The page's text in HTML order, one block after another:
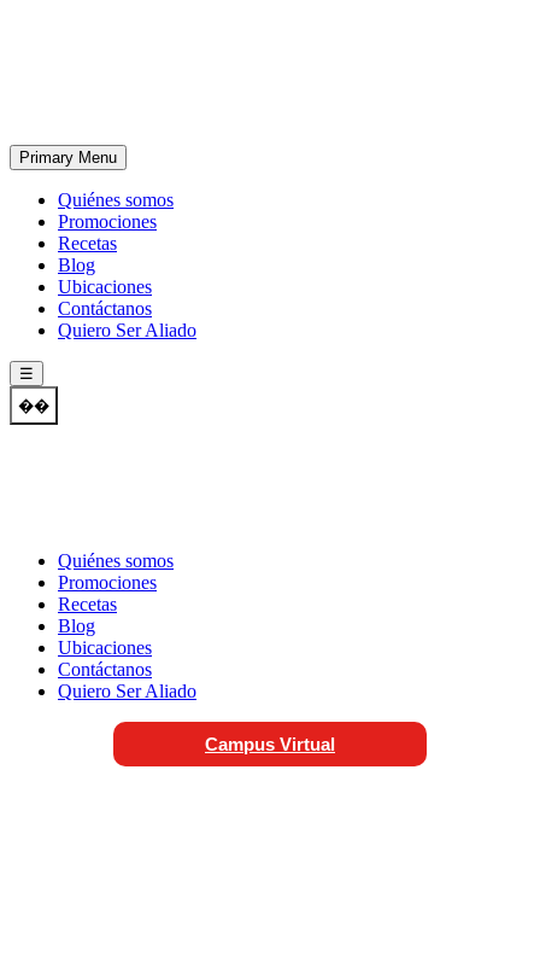
Primary Menu
Quiénes somos
Promociones
Recetas
Blog
Ubicaciones
Contáctanos
Quiero Ser Aliado
☰
��
Quiénes somos
Promociones
Recetas
Blog
Ubicaciones
Contáctanos
Quiero Ser Aliado
Campus Virtual